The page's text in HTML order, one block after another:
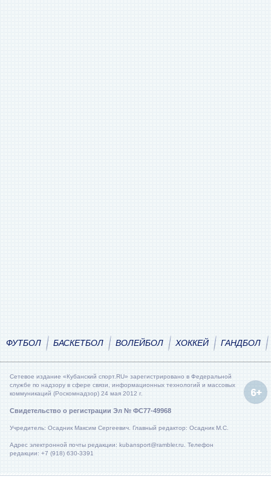
ФУТБОЛ БАСКЕТБОЛ ВОЛЕЙБОЛ ХОККЕЙ ГАНДБОЛ
Сетевое издание «Кубанский спорт.RU» зарегистрировано в Федеральной
службе по надзору в сфере связи, информационных технологий и массовых
коммуникаций (Роскомнадзор) 24 мая 2012 г.
Свидетельство о регистрации Эл № ФС77-49968
Учредитель: Осадник Максим Сергеевич. Главный редактор: Осадник М.С.
Адрес электронной почты редакции: kubansport@rambler.ru. Телефон
редакции: +7 (918) 630-3391